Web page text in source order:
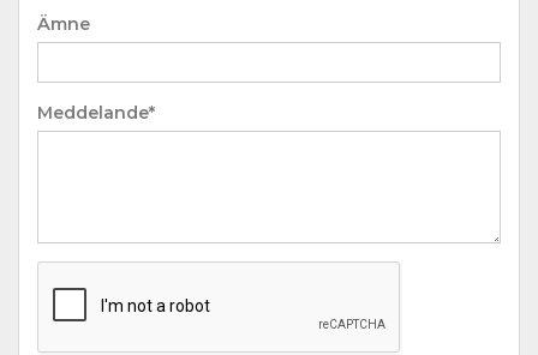
Ämne
Meddelande*